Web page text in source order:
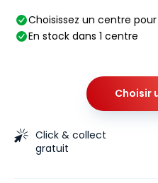
Choisissez un centre
En stock dans 1 centre
Choisir
Click & collect
gratuit